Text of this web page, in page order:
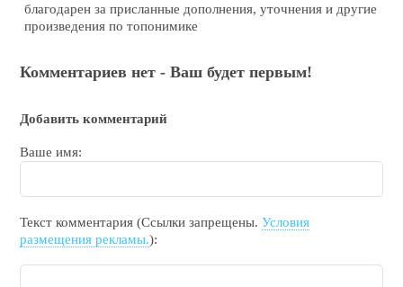
благодарен за присланные дополнения, уточнения и другие
произведения по топонимике
Комментариев нет - Ваш будет первым!
Добавить комментарий
Ваше имя:
Текст комментария (Ссылки запрещены.Условия
размещения рекламы.):